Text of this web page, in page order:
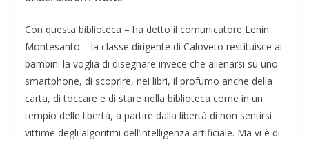
Con questa biblioteca – ha detto il comunicatore Lenin
Montesanto – la classe dirigente di Caloveto restituisce ai
bambini la voglia di disegnare invece che alienarsi su uno
smartphone, di scoprire, nei libri, il profumo anche della
carta, di toccare e di stare nella biblioteca come in un
tempio delle libertà, a partire dalla libertà di non sentirsi
vittime degli algoritmi dell’intelligenza artificiale. Ma vi è di